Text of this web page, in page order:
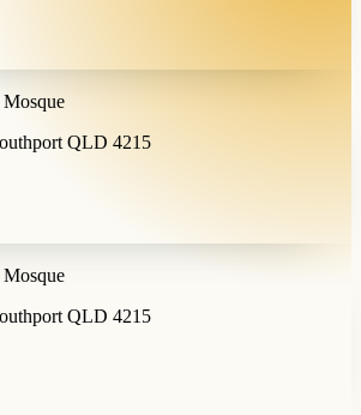
QLD 4215
QLD 4215